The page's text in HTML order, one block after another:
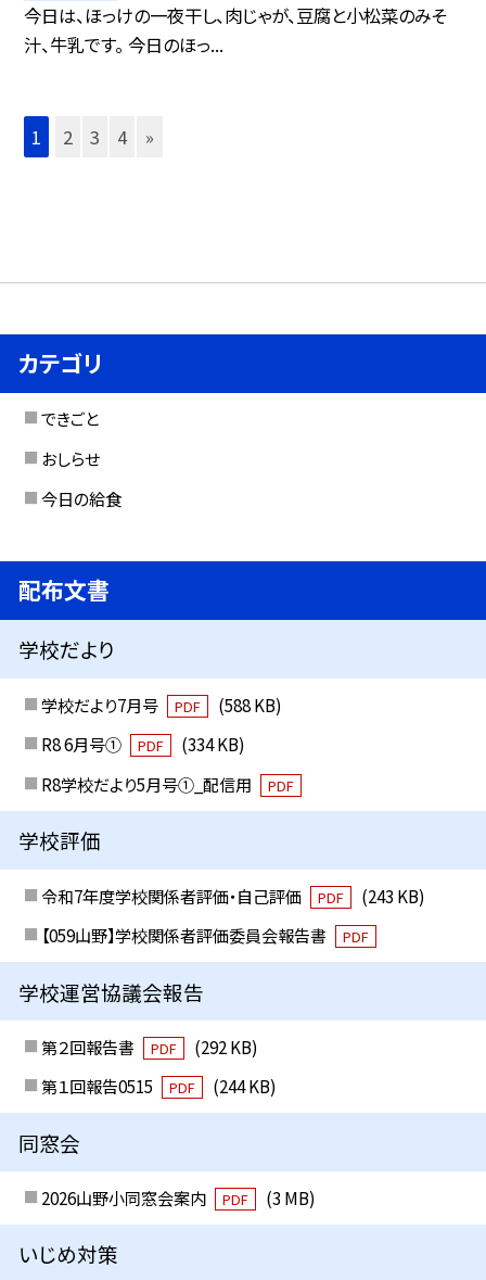
今日は、ほっけの一夜干し、肉じゃが、豆腐と小松菜のみそ
汁、牛乳です。 今日のほっ...
1 2 3 4 »
カテゴリ
できごと
おしらせ
今日の給食
配布文書
学校だより
学校だより7月号 PDF
(588 KB)
R8 6月号①
PDF
(334 KB)
R8学校だより5月号①_配信用
PDF
学校評価
令和7年度学校関係者評価・自己評価 PDF
(243 KB)
【059山野】学校関係者評価委員会報告書
PDF
学校運営協議会報告
第２回報告書 PDF
(292 KB)
第１回報告0515
PDF (244 KB)
同窓会
2026山野小同窓会案内 PDF (3 MB)
いじめ対策